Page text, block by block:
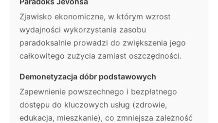
Zjawisko ekonomiczne, w którym wzrost
wydajności wykorzystania zasobu
paradoksalnie prowadzi do zwiększenia jego
całkowitego zużycia zamiast oszczędności.
Demonetyzacja dóbr podstawowych
Zapewnienie powszechnego i bezpłatnego
dostępu do kluczowych usług (zdrowie,
edukacja, mieszkanie), co zmniejsza zależność